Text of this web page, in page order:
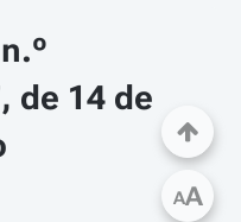
de 14 de
AA